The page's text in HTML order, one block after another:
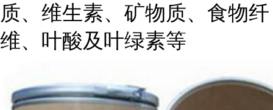
质、维生素、矿物质、食物纤
维、叶酸及叶绿素等